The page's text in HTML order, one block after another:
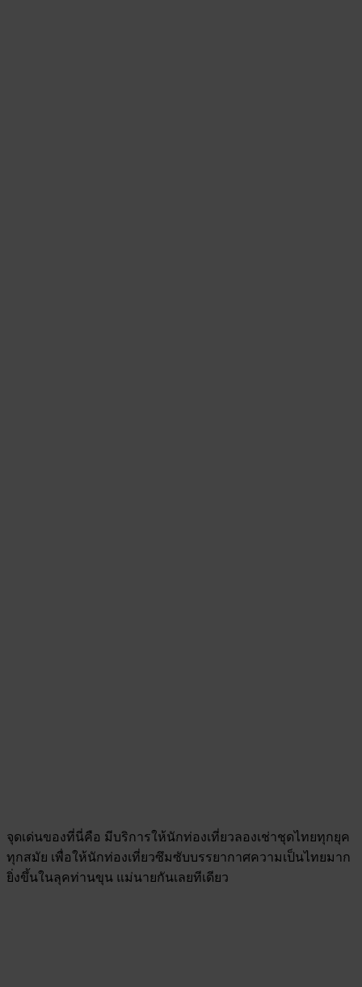
จุดเด่นของที่นี่คือ มีบริการให้นักท่องเที่ยวลองเช่าชุดไทยทุกยุค
ทุกสมัย เพื่อให้นักท่องเที่ยวซึมซับบรรยากาศความเป็นไทยมาก
ยิ่งขึ้นในลุคท่านขุน แม่นายกันเลยทีเดียว